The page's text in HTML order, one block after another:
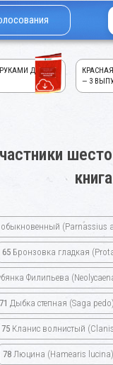
ДЕТЕЙ!
— 3
(Parnassius
65 Бронзовка гладкая
Филипьева
71 Дыбка степная (Saga
75 Кланис волнистый
78 Люцина (Hamearis lucina)